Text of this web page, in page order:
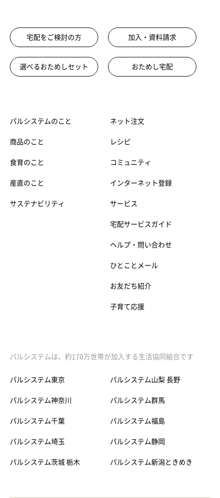
宅配をご検討の方 加入・資料請求
選べるおためしセット おためし宅配
パルシステムのこと
商品のこと
食育のこと
産直のこと
サステナビリティ
ネット注文
レシピ
コミュニティ
インターネット登録
サービス
宅配サービスガイド
ヘルプ・問い合わせ
ひとことメール
お友だち紹介
子育て応援
パルシステムは、約170万世帯が加入する生活協同組合です
パルシステム東京
パルシステム神奈川
パルシステム千葉
パルシステム埼玉
パルシステム茨城 栃木
パルシステム山梨 長野
パルシステム群馬
パルシステム福島
パルシステム静岡
パルシステム新潟ときめき